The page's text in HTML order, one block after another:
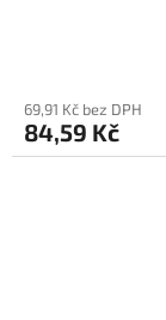
69,91 Kč bez DPH
84,59 Kč